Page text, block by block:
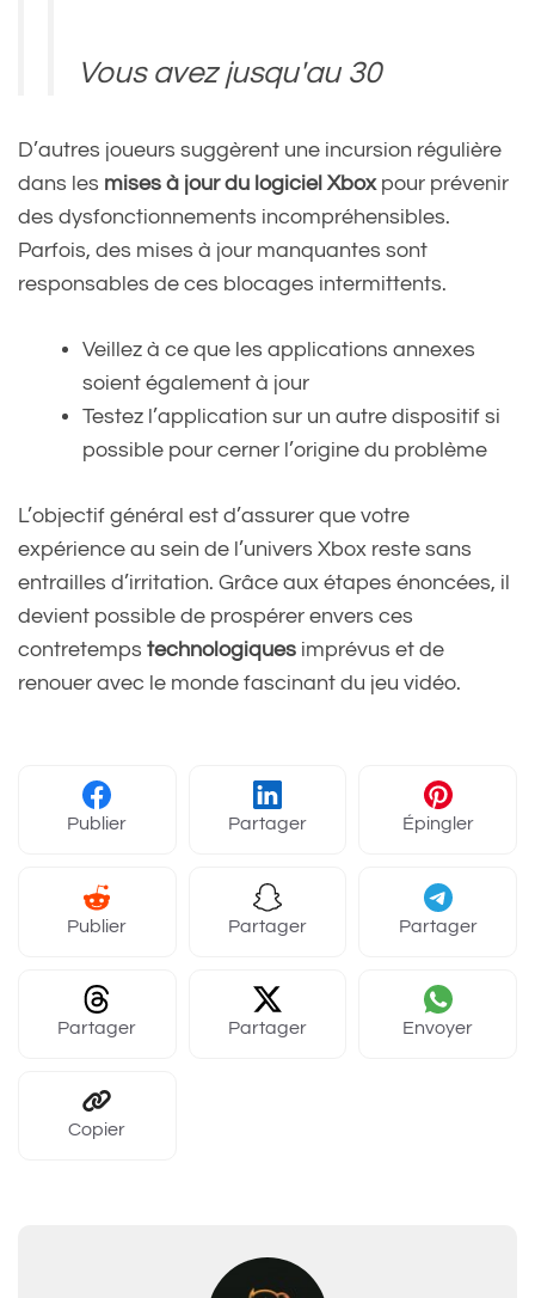
Vous avez jusqu'au 30
votre retard !
pic.twitter.com/JCbVbcISYN
(@Consoles_Mag)
November 17, 2024
D’autres joueurs suggèrent une incursion régulière
dans les mises à jour du logiciel Xboxpour prévenir
des dysfonctionnements incompréhensibles.
Parfois, des mises à jour manquantes sont
responsables de ces blocages intermittents.
Veillez à ce que les applications annexes
soient également à jour
Testez l’application sur un autre dispositif si
possible pour cerner l’origine du problème
L’objectif général est d’assurer que votre
expérience au sein de l’univers Xbox reste sans
entrailles d’irritation. Grâce aux étapes énoncées, il
devient possible de prospérer envers ces
contretemps technologiques imprévus et de
renouer avec le monde fascinant du jeu vidéo.
Publier Partager Épingler
Publier Partager Partager
Partager Partager Envoyer
Copier